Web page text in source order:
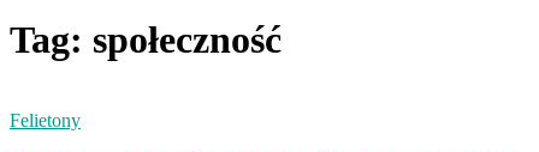
Tag: społeczność
Felietony